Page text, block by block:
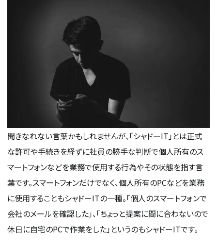
聞きなれない言葉かもしれませんが、「シャドーIT」とは正式
な許可や手続きを経ずに社員の勝手な判断で個人所有のス
マートフォンなどを業務で使用する行為やその状態を指す言
葉です。スマートフォンだけでなく、個人所有のPCなどを業務
に使用することもシャドーITの一種。「個人のスマートフォンで
会社のメールを確認した」、「ちょっと提案に間に合わないので
休日に自宅のPCで作業をした」というのもシャドーITです。